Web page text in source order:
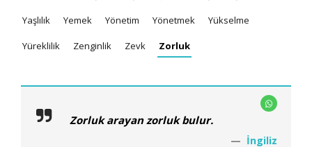
Yaşlılık Yemek Yönetim Yönetmek Yükselme
Yüreklilik Zenginlik Zevk Zorluk
Zorluk arayan zorluk bulur.
İngiliz